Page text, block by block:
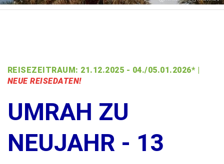
REISEZEITRAUM: 21.12.2025 - 04./05.01.2026* |
NEUE REISEDATEN!
UMRAH ZU
NEUJAHR - 13